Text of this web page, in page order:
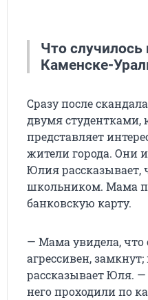
Что случилось
Каменске-
портале E1.RU, но
года пятеро
предшествовал
одной из
звонить. В
За это девушек
Издевательство
уголовном деле.
Изначально
Сразу после
двумя студентками,
представляет
жители города. Они
Юлия рассказывает,
школьником. Мама
банковскую карту.
— Мама увидела, что
агрессивен,
рассказывает Юля.
него проходили по